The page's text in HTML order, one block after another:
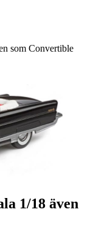
som Convertible
1/18 även